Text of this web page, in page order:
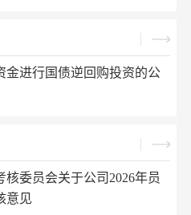
金进行国债逆回购投资的公
委员会关于公司2026年员
意见